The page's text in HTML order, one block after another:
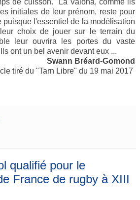
de cuisson." La Valona, comme ils
initiales de leur prénom, reste pour
puisque l'essentiel de la modélisation
choix de jouer sur le terrain du
leur ouvrira les portes du vaste
ont un bel avenir devant eux ...
Swann Bréard-Gomond
tiré du "Tarn Libre" du 19 mai 2017
qualifié pour le
France de rugby à XIII